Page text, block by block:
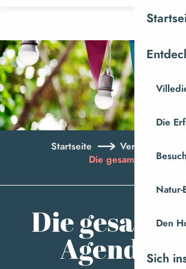
contenu
principal
Die
Natur-
Den
Sich
Startseite
Veranstaltungen
Die gesamte Agenda
Die gesamte
Agenda